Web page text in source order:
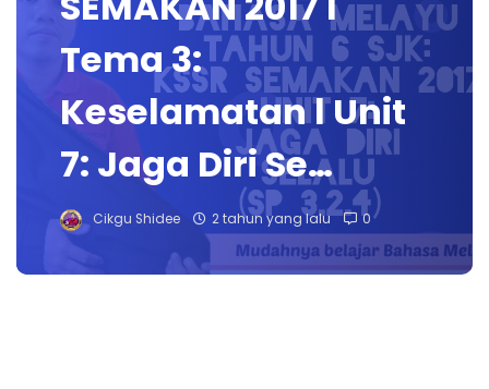
Tema 3:
Keselamatan l Unit
7: Jaga Diri Se…
Cikgu Shidee 2 tahun yang lalu 0